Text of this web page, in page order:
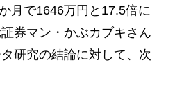
月で1646万円と17.5倍に
券マン・かぶカブキさん
研究の結論に対して、次